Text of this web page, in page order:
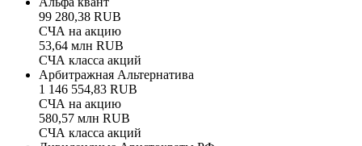
99 280,38 RUB
СЧА на акцию
53,64 млн RUB
СЧА класса акций
Арбитражная Альтернатива
1 146 554,83 RUB
СЧА на акцию
580,57 млн RUB
СЧА класса акций